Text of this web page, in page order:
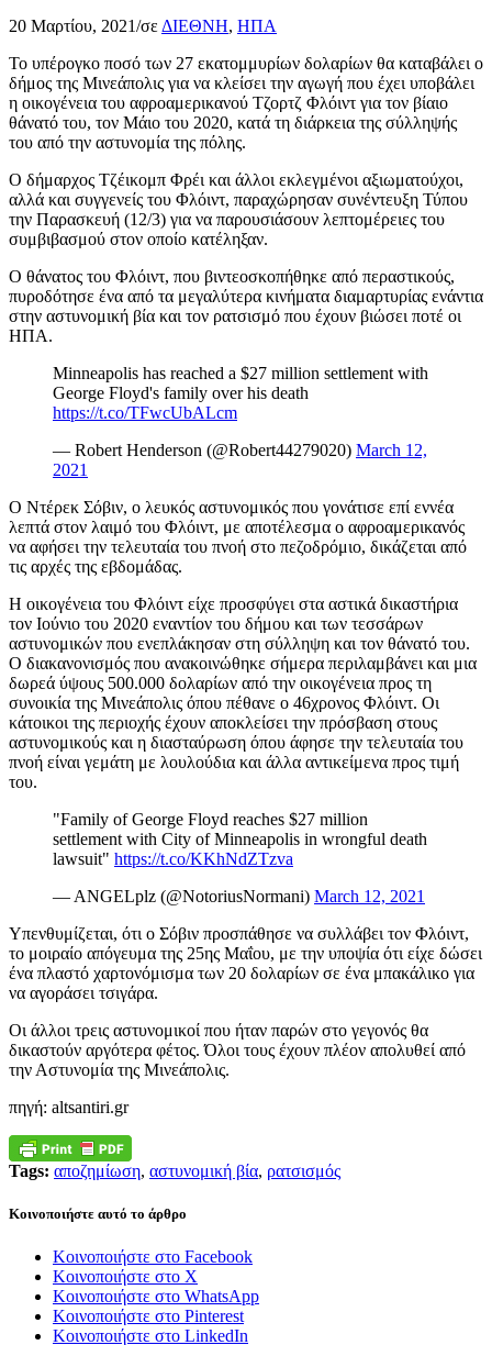
20 Μαρτίου, 2021/σε ΔΙΕΘΝΗ, ΗΠΑ
Το υπέρογκο ποσό των 27 εκατομμυρίων δολαρίων θα καταβάλει ο
δήμος της Μινεάπολις για να κλείσει την αγωγή που έχει υποβάλει
η οικογένεια του αφροαμερικανού Τζορτζ Φλόιντ για τον βίαιο
θάνατό του, τον Μάιο του 2020, κατά τη διάρκεια της σύλληψής
του από την αστυνομία της πόλης.
Ο δήμαρχος Τζέικομπ Φρέι και άλλοι εκλεγμένοι αξιωματούχοι,
αλλά και συγγενείς του Φλόιντ, παραχώρησαν συνέντευξη Τύπου
την Παρασκευή (12/3) για να παρουσιάσουν λεπτομέρειες του
συμβιβασμού στον οποίο κατέληξαν.
Ο θάνατος του Φλόιντ, που βιντεοσκοπήθηκε από περαστικούς,
πυροδότησε ένα από τα μεγαλύτερα κινήματα διαμαρτυρίας ενάντια
στην αστυνομική βία και τον ρατσισμό που έχουν βιώσει ποτέ οι
ΗΠΑ.
Minneapolis has reached a $27 million settlement with
George Floyd's family over his death
https://t.co/TFwcUbALcm
— Robert Henderson (@Robert44279020) March 12,
2021
Ο Ντέρεκ Σόβιν, ο λευκός αστυνομικός που γονάτισε επί εννέα
λεπτά στον λαιμό του Φλόιντ, με αποτέλεσμα ο αφροαμερικανός
να αφήσει την τελευταία του πνοή στο πεζοδρόμιο, δικάζεται από
τις αρχές της εβδομάδας.
Η οικογένεια του Φλόιντ είχε προσφύγει στα αστικά δικαστήρια
τον Ιούνιο του 2020 εναντίον του δήμου και των τεσσάρων
αστυνομικών που ενεπλάκησαν στη σύλληψη και τον θάνατό του.
Ο διακανονισμός που ανακοινώθηκε σήμερα περιλαμβάνει και μια
δωρεά ύψους 500.000 δολαρίων από την οικογένεια προς τη
συνοικία της Μινεάπολις όπου πέθανε ο 46χρονος Φλόιντ. Οι
κάτοικοι της περιοχής έχουν αποκλείσει την πρόσβαση στους
αστυνομικούς και η διασταύρωση όπου άφησε την τελευταία του
πνοή είναι γεμάτη με λουλούδια και άλλα αντικείμενα προς τιμή
του.
"Family of George Floyd reaches $27 million
settlement with City of Minneapolis in wrongful death
lawsuit" https://t.co/KKhNdZTzva
— ANGELplz (@NotoriusNormani) March 12, 2021
Υπενθυμίζεται, ότι ο Σόβιν προσπάθησε να συλλάβει τον Φλόιντ,
το μοιραίο απόγευμα της 25ης Μαΐου, με την υποψία ότι είχε δώσει
ένα πλαστό χαρτονόμισμα των 20 δολαρίων σε ένα μπακάλικο για
να αγοράσει τσιγάρα.
Οι άλλοι τρεις αστυνομικοί που ήταν παρών στο γεγονός θα
δικαστούν αργότερα φέτος. Όλοι τους έχουν πλέον απολυθεί από
την Αστυνομία της Μινεάπολις.
πηγή: altsantiri.gr
Tags: αποζημίωση, αστυνομική βία, ρατσισμός
Κοινοποιήστε αυτό το άρθρο
Κοινοποιήστε στο Facebook
Κοινοποιήστε στο X
Κοινοποιήστε στο WhatsApp
Κοινοποιήστε στο Pinterest
Κοινοποιήστε στο LinkedIn